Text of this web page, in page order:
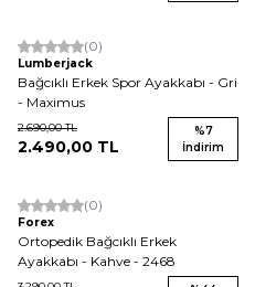
(0)
Lumberjack
Bağcıklı Erkek Spor Ayakkabı - Gri
- Maximus
2.690,00TL
2.490,00 TL
%7
İndirim
(0)
Forex
Ortopedik Bağcıklı Erkek
Ayakkabı - Kahve - 2468